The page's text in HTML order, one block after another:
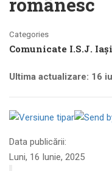
Categories
Comunicate I.S.J. Iași
Ultima actualizare: 16
Data publicării:
Luni, 16 Iunie, 2025